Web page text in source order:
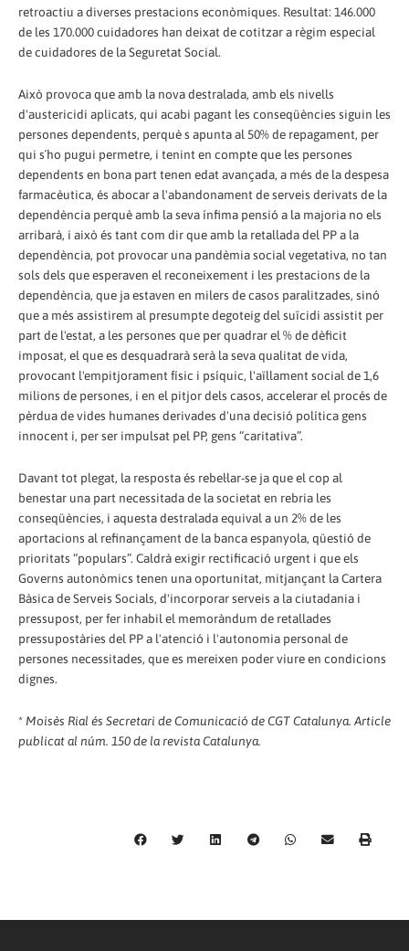
retroactiu a diverses prestacions econòmiques. Resultat: 146.000
de les 170.000 cuidadores han deixat de cotitzar a règim especial
de cuidadores de la Seguretat Social.
Això provoca que amb la nova destralada, amb els nivells
d'austericidi aplicats, qui acabi pagant les conseqüències siguin les
persones dependents, perquè s apunta al 50% de repagament, per
qui s´ho pugui permetre, i tenint en compte que les persones
dependents en bona part tenen edat avançada, a més de la despesa
farmacèutica, és abocar a l'abandonament de serveis derivats de la
dependència perquè amb la seva ínfima pensió a la majoria no els
arribarà, i això és tant com dir que amb la retallada del PP a la
dependència, pot provocar una pandèmia social vegetativa, no tan
sols dels que esperaven el reconeixement i les prestacions de la
dependència, que ja estaven en milers de casos paralitzades, sinó
que a més assistirem al presumpte degoteig del suïcidi assistit per
part de l'estat, a les persones que per quadrar el % de dèficit
imposat, el que es desquadrarà serà la seva qualitat de vida,
provocant l'empitjorament físic i psíquic, l'aïllament social de 1,6
milions de persones, i en el pitjor dels casos, accelerar el procés de
pèrdua de vides humanes derivades d'una decisió política gens
innocent i, per ser impulsat pel PP, gens “caritativa”.
Davant tot plegat, la resposta és rebel·lar-se ja que el cop al
benestar una part necessitada de la societat en rebria les
conseqüències, i aquesta destralada equival a un 2% de les
aportacions al refinançament de la banca espanyola, qüestió de
prioritats “populars”. Caldrà exigir rectificació urgent i que els
Governs autonòmics tenen una oportunitat, mitjançant la Cartera
Bàsica de Serveis Socials, d'incorporar serveis a la ciutadania i
pressupost, per fer inhabil el memoràndum de retallades
pressupostàries del PP a l'atenció i l'autonomia personal de
persones necessitades, que es mereixen poder viure en condicions
dignes.
* Moisès Rial és Secretari de Comunicació de CGT Catalunya. Article
publicat al núm. 150 de la revista Catalunya.